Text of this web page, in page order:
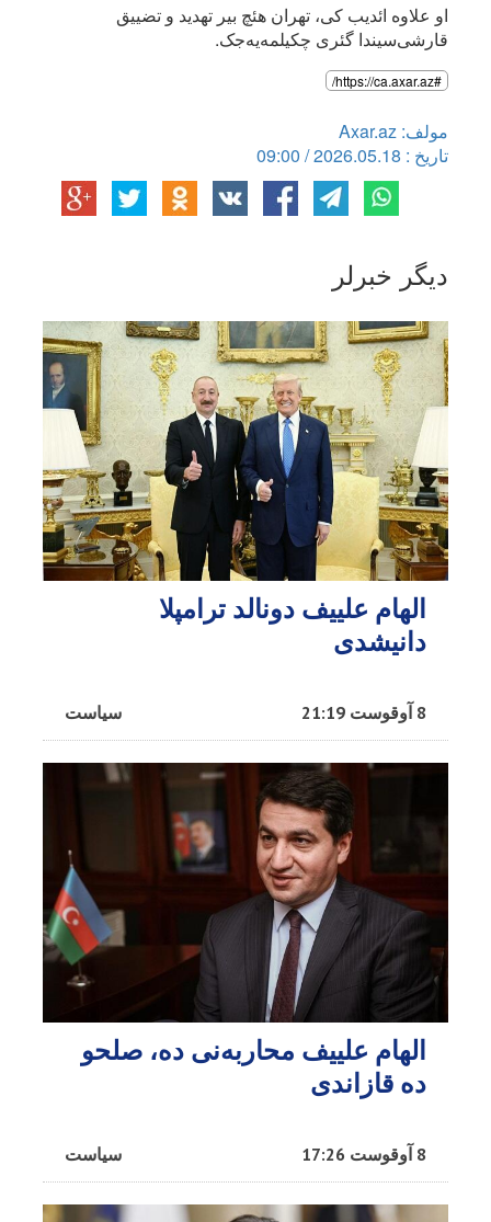
او علاوه ائدیب کی، تهران هئچ بیر تهدید و تضییق
قارشی‌سیندا گئری چکیلمه‌یه‌جک.
#https://ca.axar.az/
مولف: Axar.az
تاریخ : 2026.05.18 / 09:00
دیگر خبرلر
الهام علییف دونالد ترامپلا
دانیشدی
سیاست 8 آوقوست 21:19
الهام علییف محاربه‌نی ده، صلحو
ده قازاندی
سیاست 8 آوقوست 17:26